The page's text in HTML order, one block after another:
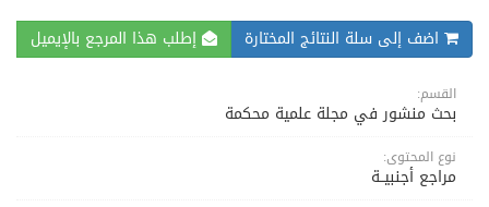
اضف إلى سلة النتائج المختارة إطلب هذا المرجع بالإيميل
القسم:
بحث منشور في مجلة علمية محكمة
نوع المحتوى:
مراجع أجنبيــة